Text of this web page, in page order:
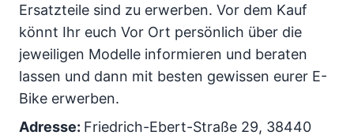
Ersatzteile sind zu erwerben. Vor dem Kauf
könnt Ihr euch Vor Ort persönlich über die
jeweiligen Modelle informieren und beraten
lassen und dann mit besten gewissen eurer E-
Bike erwerben.
Adresse: Friedrich-Ebert-Straße 29, 38440